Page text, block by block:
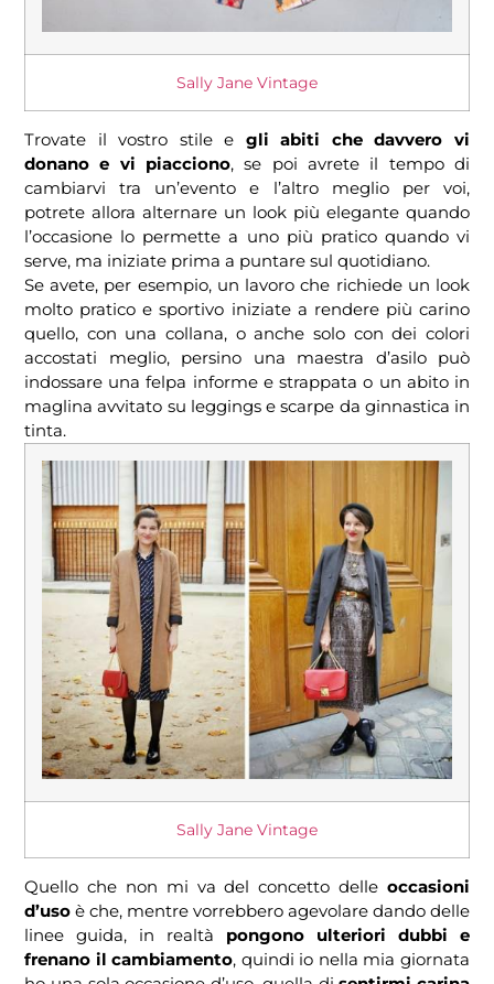
Sally Jane Vintage
Trovate il vostro stile e gli abiti che davvero vi
donano e vi piacciono, se poi avrete il tempo di
cambiarvi tra un’evento e l’altro meglio per voi,
potrete allora alternare un look più elegante quando
l’occasione lo permette a uno più pratico quando vi
serve, ma iniziate prima a puntare sul quotidiano.
Se avete, per esempio, un lavoro che richiede un look
molto pratico e sportivo iniziate a rendere più carino
quello, con una collana, o anche solo con dei colori
accostati meglio, persino una maestra d’asilo può
indossare una felpa informe e strappata o un abito in
maglina avvitato su leggings e scarpe da ginnastica in
tinta.
Sally Jane Vintage
Quello che non mi va del concetto delle occasioni
d’uso è che, mentre vorrebbero agevolare dando delle
linee guida, in realtà pongono ulteriori dubbi e
frenano il cambiamento, quindi io nella mia giornata